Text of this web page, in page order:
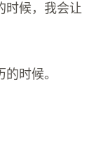
时候，我会让
时候。